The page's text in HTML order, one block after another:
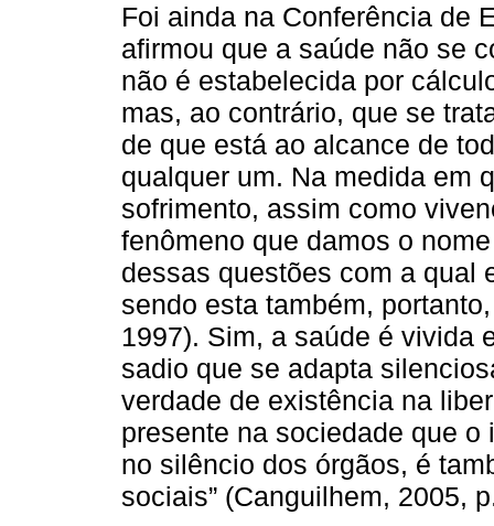
Foi ainda na Conferência de
afirmou que a saúde não se
não é estabelecida por
mas, ao contrário, que se
de que está ao alcance de
qualquer um. Na medida em
sofrimento, assim como
fenômeno que damos o
dessas questões com a qual
sendo esta também,
1997). Sim, a saúde é vivida
sadio que se adapta
verdade de existência na
presente na sociedade que
no silêncio dos órgãos, é
sociais” (Canguilhem, 2005,